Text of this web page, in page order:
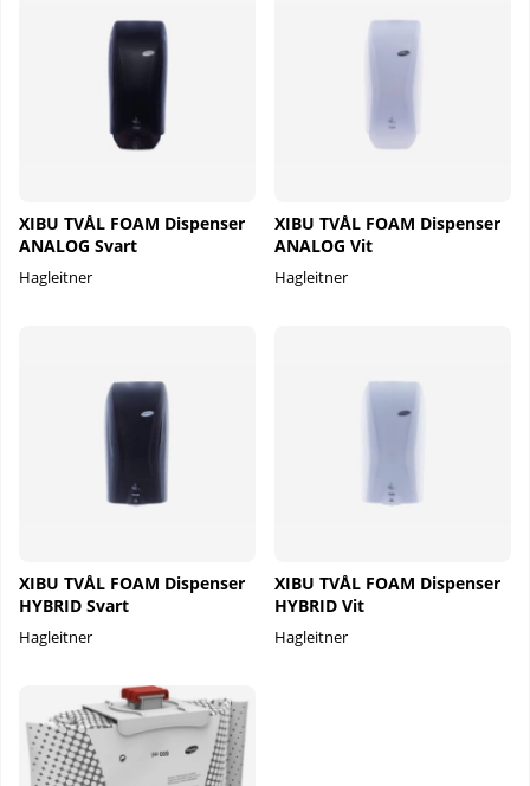
XIBU TVÅL FOAM Dispenser
ANALOG Svart
Hagleitner
XIBU TVÅL FOAM Dispenser
ANALOG Vit
Hagleitner
XIBU TVÅL FOAM Dispenser
HYBRID Svart
Hagleitner
XIBU TVÅL FOAM Dispenser
HYBRID Vit
Hagleitner